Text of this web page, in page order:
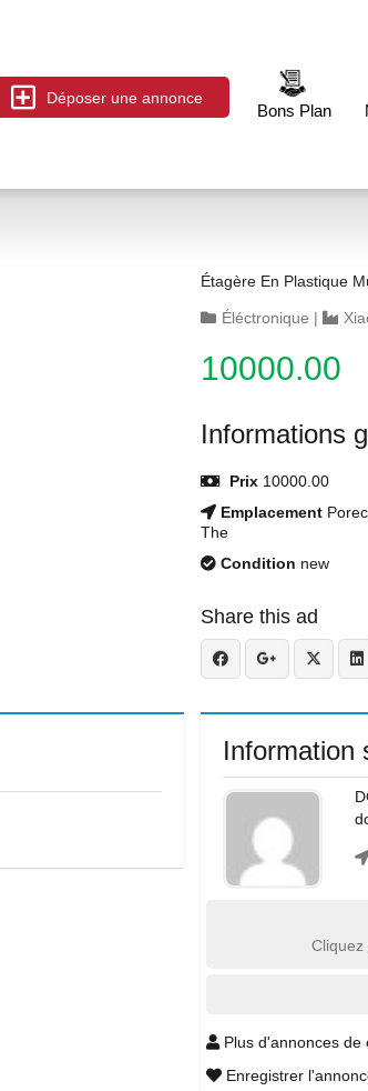
Déposer une annonce
Bons Plan
Étagère En Plastique
Éléctronique |
10000.00
Informations
Prix 10000.00
Emplacement
The
Condition new
Share this ad
Information
Plus d'annonces de
Enregistrer